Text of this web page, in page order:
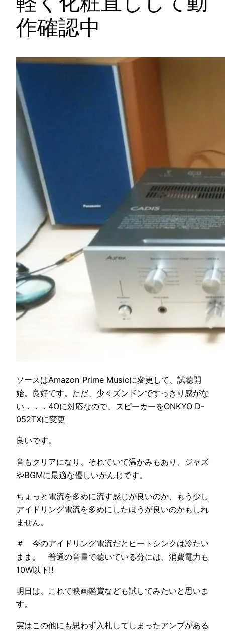
作確認中
ソースはAmazon Prime Musicに変更して、試聴開
始。良好です。ただ、少々ズンドンですっきり感がな
い．．．4Ωに対応なので、スピーカーをONKYO D-
052TXに変更
良いです。
音もクリアになり、それでいて温かみもあり、ジャズ
やBGMに最適な優しいかんじです。
ちょっと電流を多めに流す感じが良いのか、もう少し
アイドリング電流を多めにしたほうが良いのかもしれ
ません。
＃ 今のアイドリング電流だとヒートシンクは冷たい
まま。 普通の音量で聴いている分には、消費電力も
10W以下!!
明日は、これで映画鑑賞なども試してみたいと思いま
す。
実はこの他にも思わず入札してしまったアンプがある